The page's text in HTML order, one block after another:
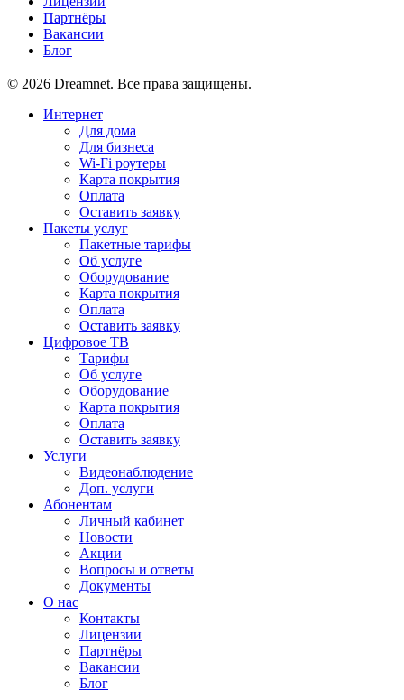
Партнёры
Вакансии
Блог
© 2026 Dreamnet. Все права защищены.
Интернет
Для дома
Для бизнеса
Wi-Fi роутеры
Карта покрытия
Оплата
Оставить заявку
Пакеты услуг
Пакетные тарифы
Об услуге
Оборудование
Карта покрытия
Оплата
Оставить заявку
Цифровое ТВ
Тарифы
Об услуге
Оборудование
Карта покрытия
Оплата
Оставить заявку
Услуги
Видеонаблюдение
Доп. услуги
Абонентам
Личный кабинет
Новости
Акции
Вопросы и ответы
Документы
О нас
Контакты
Лицензии
Партнёры
Вакансии
Блог